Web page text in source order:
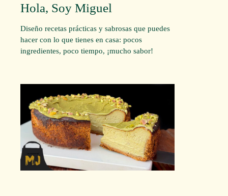
Hola, Soy Miguel
Diseño recetas prácticas y sabrosas que puedes
hacer con lo que tienes en casa: pocos
ingredientes, poco tiempo, ¡mucho sabor!